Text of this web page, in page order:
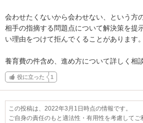
会わせたくないから会わせない、という方
相手の指摘する問題点について解決策を提
い理由をつけて拒んでくることがあります。
養育費の件含め、進め方について詳しく相
役に立った 1
この投稿は、2022年3月1日時点の情報です。
ご自身の責任のもと適法性・有用性を考慮して